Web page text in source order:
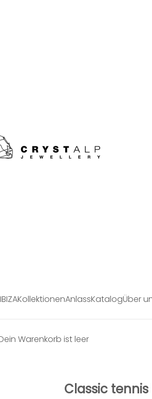
IBIZAKollektionenAnlassKatalogÜber
Warenkorb ist leer
Classic